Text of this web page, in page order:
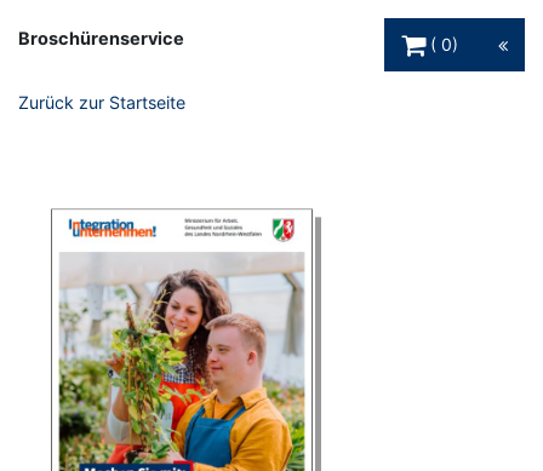
Broschürenservice
0
Zurück zur Startseite